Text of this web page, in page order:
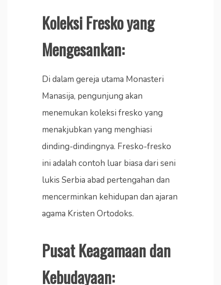
Koleksi Fresko yang
Mengesankan:
Di dalam gereja utama Monasteri
Manasija, pengunjung akan
menemukan koleksi fresko yang
menakjubkan yang menghiasi
dinding-dindingnya. Fresko-fresko
ini adalah contoh luar biasa dari seni
lukis Serbia abad pertengahan dan
mencerminkan kehidupan dan ajaran
agama Kristen Ortodoks.
Pusat Keagamaan dan
Kebudayaan: